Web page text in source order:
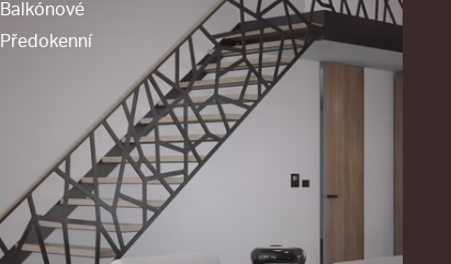
Balkónové
Předokenní